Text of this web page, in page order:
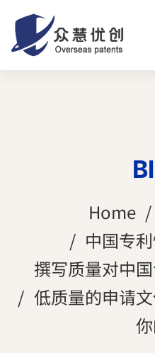
Home
中国专
撰写质量对中
低质量的申请